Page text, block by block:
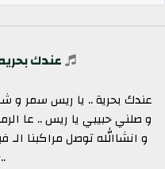
عندك
عندك بحرية .. يا ريس سمر و
و صلني حبيبي يا ريس .. عا
و انشاالله توصل مراكبنا الـ